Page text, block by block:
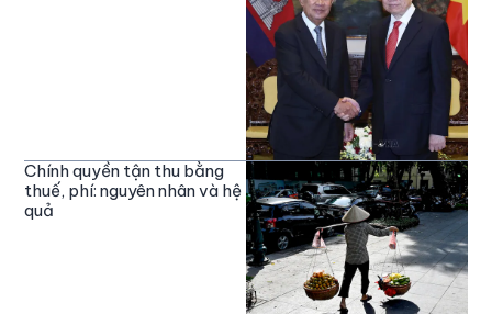
Chính quyền tận thu bằng
thuế, phí: nguyên nhân và hệ
quả